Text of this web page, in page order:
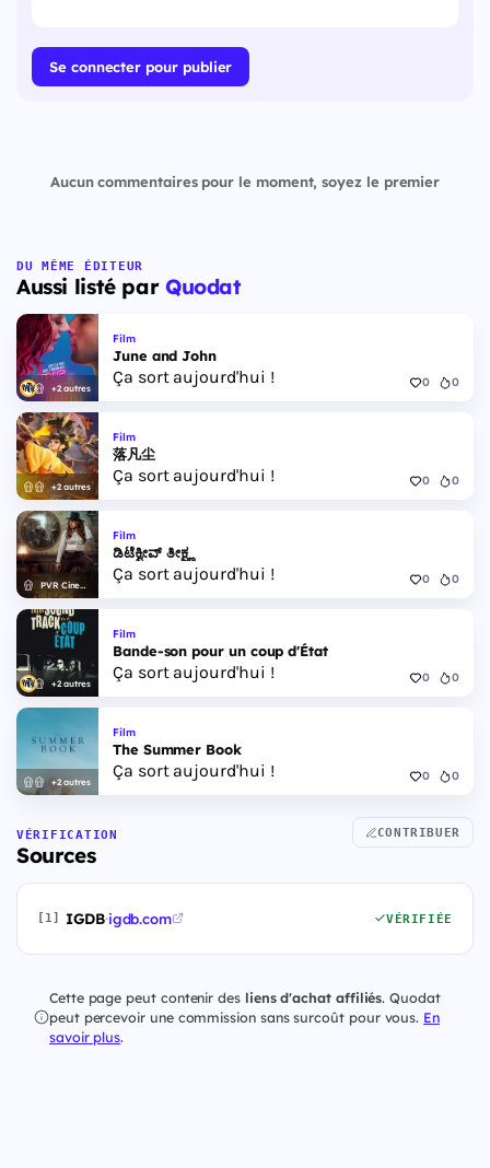
Se connecter pour publier
Aucun commentaires pour le moment, soyez le premier
DU MÊME ÉDITEUR
Aussi listé par Quodat
+2 autres
Film
June and John
Ça sort aujourd'hui ! 0 0
+2 autres
Film
落凡尘
Ça sort aujourd'hui ! 0 0
PVR Cinemas
Film
ಡಿಟೆಕ್ವೀವ್ ತೀಕ್ಷ್ಣ
Ça sort aujourd'hui ! 0 0
+2 autres
Film
Bande-son pour un coup d'État
Ça sort aujourd'hui ! 0 0
+2 autres
Film
The Summer Book
Ça sort aujourd'hui ! 0 0
VÉRIFICATION
Sources
CONTRIBUER
[1] IGDB·igdb.com VÉRIFIÉE
Cette page peut contenir des liens d'achat affiliés. Quodat
peut percevoir une commission sans surcoût pour vous. En
savoir plus.